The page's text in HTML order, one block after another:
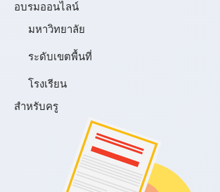
อบรมออนไลน์
มหาวิทยาลัย
ระดับเขตพื้นที่
โรงเรียน
สำหรับครู